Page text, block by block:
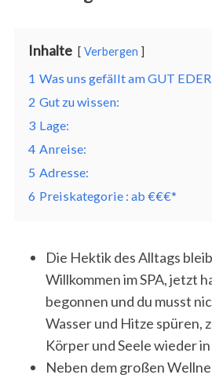
Inhalte Verbergen
1 Was uns gefällt am GUT
2 Gut zu wissen:
3 Lage:
4 Anreise:
5 Adresse:
6 Preiskategorie : ab €€€*
Die Hektik des Alltags
Willkommen im SPA, jetzt
begonnen und du musst
Wasser und Hitze spüren,
Körper und Seele wieder
Neben dem großen